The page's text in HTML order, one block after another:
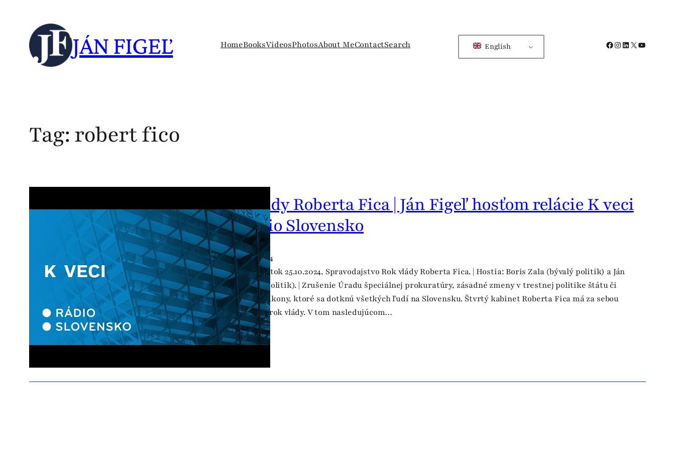
content
JÁN FIGEĽ HomeBooksVideosPhotosAbout MeContactSearch English Facebook
Instagram
LinkedIn
X YouTube
Tag:robert fico
Rok vlády Roberta Fica | Ján Figeľ hosťom relácie K veci
na Rádio Slovensko
25 October 2024
Slovensko | Piatok 25.10.2024, Spravodajstvo Rok vlády Roberta Fica. | Hostia: Boris Zala (bývalý politik) a Ján
Figeľ (bývalý politik). | Zrušenie Úradu špeciálnej prokuratúry, zásadné zmeny v trestnej politike štátu či
ekonomické zákony, ktoré sa dotknú všetkých ľudí na Slovensku. Štvrtý kabinet Roberta Fica má za sebou
oficiálne prvý rok vlády. V tom nasledujúcom…
Read more